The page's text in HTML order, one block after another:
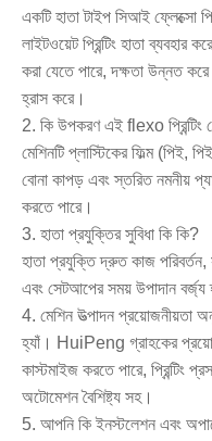
একটি হাতা টাইপ সিআই ফ্লেক্সো
লাইটওয়েট প্রিন্টিং হাতা ব্যবহার
করা যেতে পারে, দক্ষতা উন্নত
হ্রাস করে।
2. কি উপকরণ এই flexo প্রিন্টিং
মেশিনটি প্লাস্টিকের ফিল্ম (পিই,
বোনা কাপড় এবং স্তরিত নমনীয়
করতে পারে।
3. হাতা প্রযুক্তির সুবিধা কি কি?
হাতা প্রযুক্তি দ্রুত কাজ পরিবর্তন,
এবং সেটআপের সময় উপাদান বর্জ্য
4. মেশিন উত্পাদন প্রয়োজনীয়তা
হ্যাঁ। HuiPeng গ্রাহকের
কাস্টমাইজ করতে পারে, প্রিন্টিং
অটোমেশন বৈশিষ্ট্য সহ।
5. আপনি কি ইনস্টলেশন এবং